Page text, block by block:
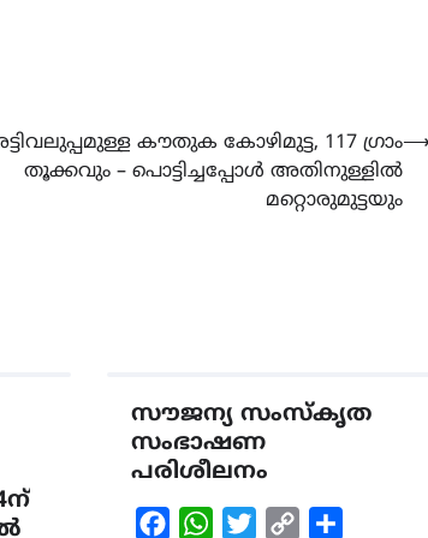
കൗതുക കോഴിമുട്ട, 117 ഗ്രാം
തൂക്കവും – പൊട്ടിച്ചപ്പോൾ അതിനുള്ളിൽ
മറ്റൊരുമുട്ടയും
സൗജന്യ സംസ്കൃത
സംഭാഷണ
പരിശീലനം
FacebookWhatsAppTwitterCopy